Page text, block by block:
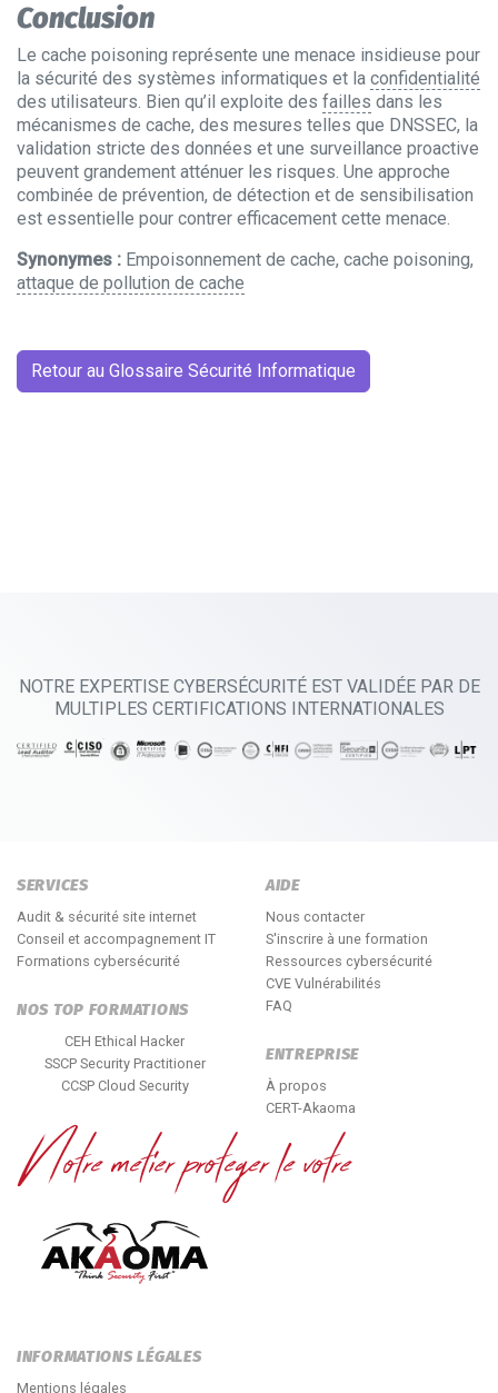
Conclusion
Le cache poisoning représente une menace insidieuse pour
la sécurité des systèmes informatiques et la confidentialité
des utilisateurs. Bien qu’il exploite des failles dans les
mécanismes de cache, des mesures telles que DNSSEC, la
validation stricte des données et une surveillance proactive
peuvent grandement atténuer les risques. Une approche
combinée de prévention, de détection et de sensibilisation
est essentielle pour contrer efficacement cette menace.
Synonymes : Empoisonnement de cache, cache poisoning,
attaque de pollution de cache
Retour au Glossaire Sécurité Informatique
NOTRE EXPERTISE CYBERSÉCURITÉ EST VALIDÉE PAR DE
MULTIPLES CERTIFICATIONS INTERNATIONALES
SERVICES
Audit & sécurité site internet
Conseil et accompagnement IT
Formations cybersécurité
NOS TOP FORMATIONS
CEH Ethical Hacker
SSCP Security Practitioner
CCSP Cloud Security
AIDE
Nous contacter
S'inscrire à une formation
Ressources cybersécurité
CVE Vulnérabilités
FAQ
ENTREPRISE
À propos
CERT-Akaoma
INFORMATIONS LÉGALES
Mentions légales